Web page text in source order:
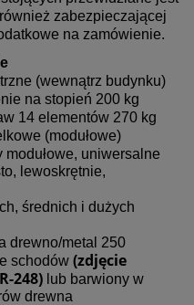
zabezpieczającej
na zamówienie.
(wewnątrz budynku)
na stopień 200 kg
14 elementów 270 kg
(modułowe)
modułowe, uniwersalne
lewoskrętnie,
średnich i dużych
drewno/metal 250
schodów (zdjęcie
248) lub barwiony w
drewna